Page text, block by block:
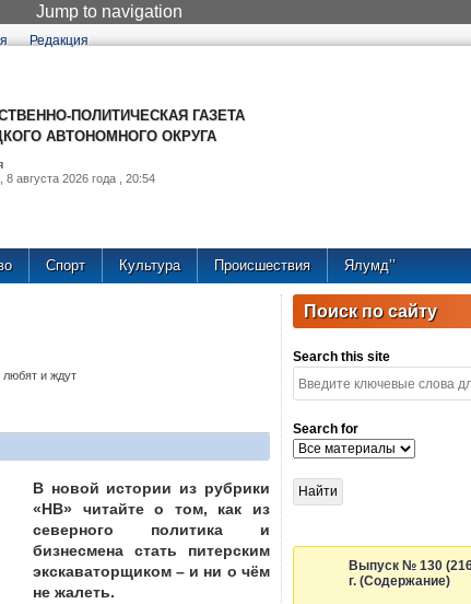
Jump to navigation
Редакция
ПОЛИТИЧЕСКАЯ ГАЗЕТА
АВТОНОМНОГО ОКРУГА
8 августа 2026 года , 20:54
Спорт Культура Происшествия Ялумд’’
любят и ждут
В новой истории из рубрики
«НВ» читайте о том, как из
северного политика и
бизнесмена стать питерским
экскаваторщиком – и ни о чём
не жалеть.
Поиск по сайту
Search this site
Search for
Выпуск № 130
г. (Содержание)